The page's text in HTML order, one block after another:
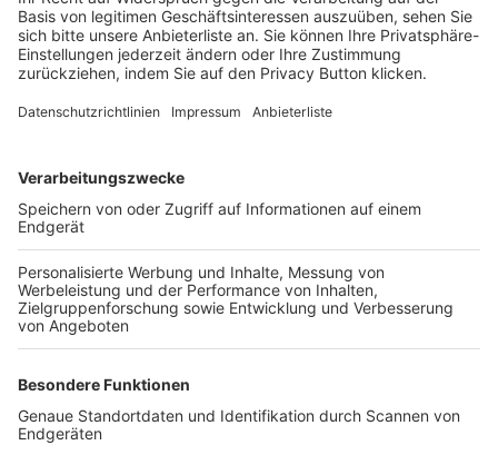
Login SpielPlus
FOLGE DEM BFV
TOP-VEREINE
TOP-PARTNER